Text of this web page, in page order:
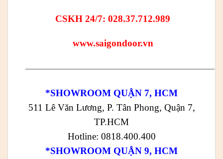
CSKH 24/7: 028.37.712.989
www.saigondoor.vn
————————————————————
*SHOWROOM QUẬN 7, HCM
511 Lê Văn Lương, P. Tân Phong, Quận 7,
TP.HCM
Hotline: 0818.400.400
*SHOWROOM QUẬN 9, HCM